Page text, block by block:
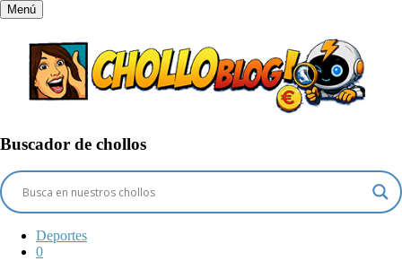
Menú
Buscador de chollos
Deportes
0